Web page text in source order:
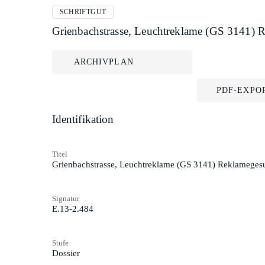
SCHRIFTGUT
Grienbachstrasse, Leuchtreklame (GS 3141)
ARCHIVPLAN
PDF-
Identifikation
Titel
Grienbachstrasse, Leuchtreklame (GS 3141)
Signatur
E.13-2.484
Stufe
Dossier